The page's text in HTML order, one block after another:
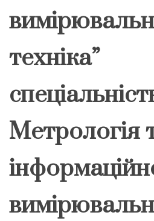
техніка”
Метрологія